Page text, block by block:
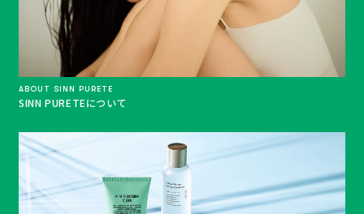
ABOUT SINN PURETE
SINN PURETEについて